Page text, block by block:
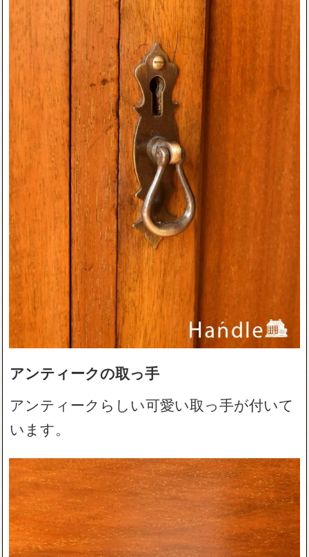
アンティークの取っ手
アンティークらしい可愛い取っ手が付いて
います。